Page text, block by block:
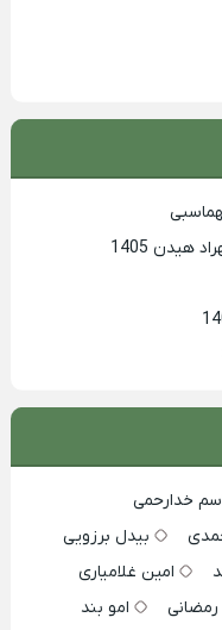
1405
خدارحمی
بیدل برزویی
امین غلامیاری
رمضانی
امو بند